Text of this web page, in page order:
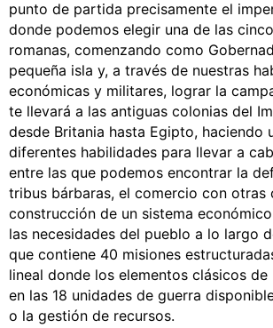
punto de partida precisamente el
donde podemos elegir una de las
romanas, comenzando como
pequeña isla y, a través de nuestras
económicas y militares, lograr la
te llevará a las antiguas colonias del
desde Britania hasta Egipto, haciendo
diferentes habilidades para llevar a
entre las que podemos encontrar la
tribus bárbaras, el comercio con otras
construcción de un sistema
las necesidades del pueblo a lo largo
que contiene 40 misiones
lineal donde los elementos clásicos de
en las 18 unidades de guerra
o la gestión de recursos.